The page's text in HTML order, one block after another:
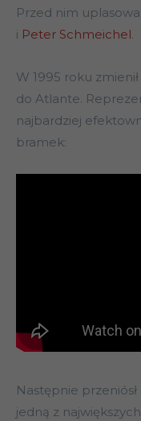
Przed nim
i Peter Schmeichel.
W 1995 roku
do Atlante.
najbardziej
bramek:
Następnie przeniósł
jedną z